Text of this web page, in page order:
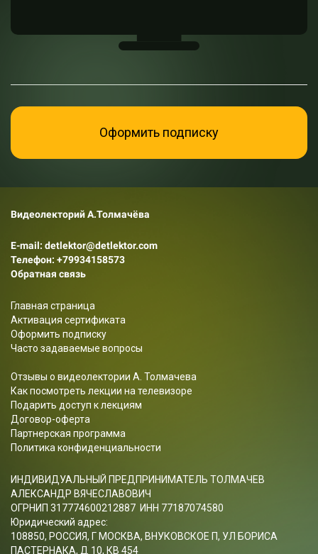
Оформить подписку
Видеолекторий А.Толмачёва
E-mail: detlektor@detlektor.com
Телефон: +79934158573
Обратная связь
Главная страница
Активация сертификата
Оформить подписку
Часто задаваемые вопросы
Отзывы о видеолектории А. Толмачева
Как посмотреть лекции на телевизоре
Подарить доступ к лекциям
Договор-оферта
Партнерская программа
Политика конфиденциальности
ИНДИВИДУАЛЬНЫЙ ПРЕДПРИНИМАТЕЛЬ ТОЛМАЧЕВ
АЛЕКСАНДР ВЯЧЕСЛАВОВИЧ
ОГРНИП 317774600212887 ИНН 77187074580
Юридический адрес:
108850, РОССИЯ, Г МОСКВА, ВНУКОВСКОЕ П, УЛ БОРИСА
ПАСТЕРНАКА, Д 10, КВ 454